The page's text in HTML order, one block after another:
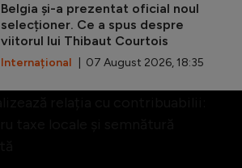
Belgia și-a prezentat oficial noul
selecționer. Ce a spus despre
viitorul lui Thibaut Courtois
Internațional | 07 August 2026, 18:35